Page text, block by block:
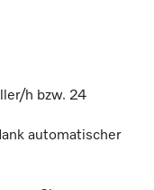
h bzw. 24
automatischer